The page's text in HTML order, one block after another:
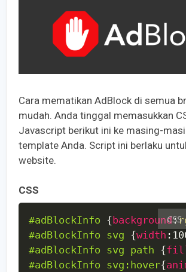
Cara mematikan AdBlock di semua
mudah. Anda tinggal memasukkan
Javascript berikut ini ke masing-
template Anda. Script ini berlaku
website.
CSS
#adBlockInfo { background:
#adBlockInfo svg {width :
#adBlockInfo svg path {
#adBlockInfo svg:hover{
CSS